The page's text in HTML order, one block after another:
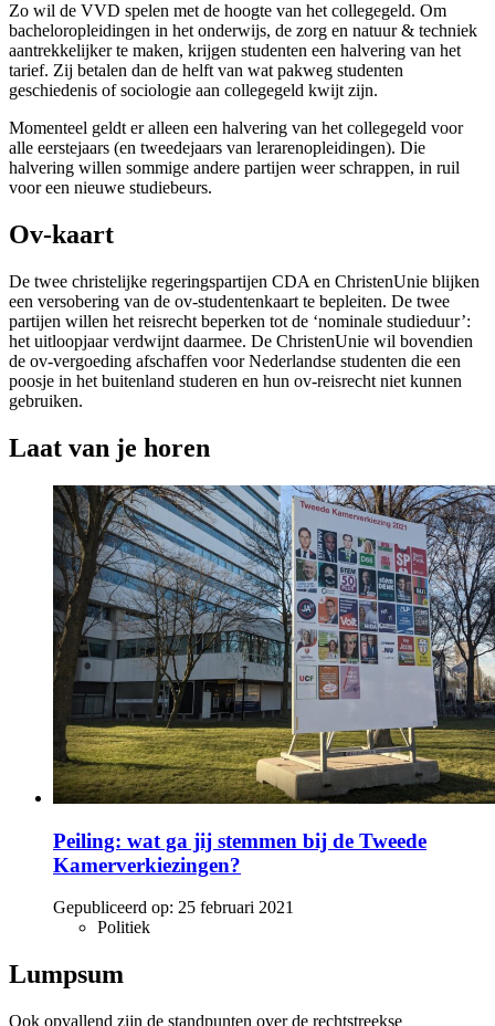
Zo wil de VVD spelen met de hoogte van het collegegeld. Om
bacheloropleidingen in het onderwijs, de zorg en natuur & techniek
aantrekkelijker te maken, krijgen studenten een halvering van het
tarief. Zij betalen dan de helft van wat pakweg studenten
geschiedenis of sociologie aan collegegeld kwijt zijn.
Momenteel geldt er alleen een halvering van het collegegeld voor
alle eerstejaars (en tweedejaars van lerarenopleidingen). Die
halvering willen sommige andere partijen weer schrappen, in ruil
voor een nieuwe studiebeurs.
Ov-kaart
De twee christelijke regeringspartijen CDA en ChristenUnie blijken
een versobering van de ov-studentenkaart te bepleiten. De twee
partijen willen het reisrecht beperken tot de ‘nominale studieduur’:
het uitloopjaar verdwijnt daarmee. De ChristenUnie wil bovendien
de ov-vergoeding afschaffen voor Nederlandse studenten die een
poosje in het buitenland studeren en hun ov-reisrecht niet kunnen
gebruiken.
Laat van je horen
Peiling: wat ga jij stemmen bij de Tweede
Kamerverkiezingen?
Gepubliceerd op: 25 februari 2021
Politiek
Lumpsum
Ook opvallend zijn de standpunten over de rechtstreekse